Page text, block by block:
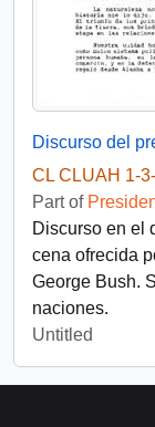
CL CLUAH 1-
Part of
Discurso en el
cena ofrecida
George Bush.
naciones.
Untitled